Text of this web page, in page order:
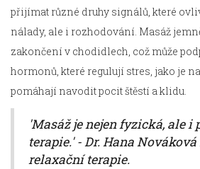
přijímat různé druhy signálů, které
nálady, ale i rozhodování. Masáž
zakončení v chodidlech, což může
hormonů, které regulují stres, jako je
pomáhají navodit pocit štěstí a klidu.
'Masáž je nejen fyzická, ale i
terapie.' - Dr. Hana
relaxační terapie.